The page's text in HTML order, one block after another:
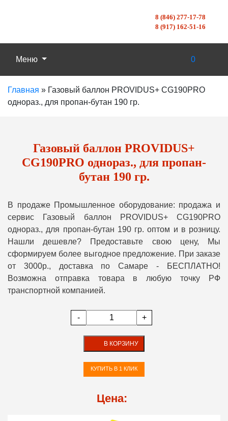
8 (846) 277-17-78
8 (917) 162-51-16
Меню 0
Главная » Газовый баллон PROVIDUS+ CG190PRO
однораз., для пропан-бутан 190 гр.
Газовый баллон PROVIDUS+
CG190PRO однораз., для пропан-
бутан 190 гр.
В продаже Промышленное оборудование: продажа и
сервис Газовый баллон PROVIDUS+ CG190PRO
однораз., для пропан-бутан 190 гр. оптом и в розницу.
Нашли дешевле? Предоставьте свою цену, Мы
сформируем более выгодное предложение. При заказе
от 3000р., доставка по Самаре - БЕСПЛАТНО!
Возможна отправка товара в любую точку РФ
транспортной компанией.
- +
В КОРЗИНУ
КУПИТЬ В 1 КЛИК
Цена: